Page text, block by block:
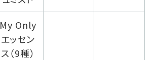
My Only
エッセン
ス（9種）